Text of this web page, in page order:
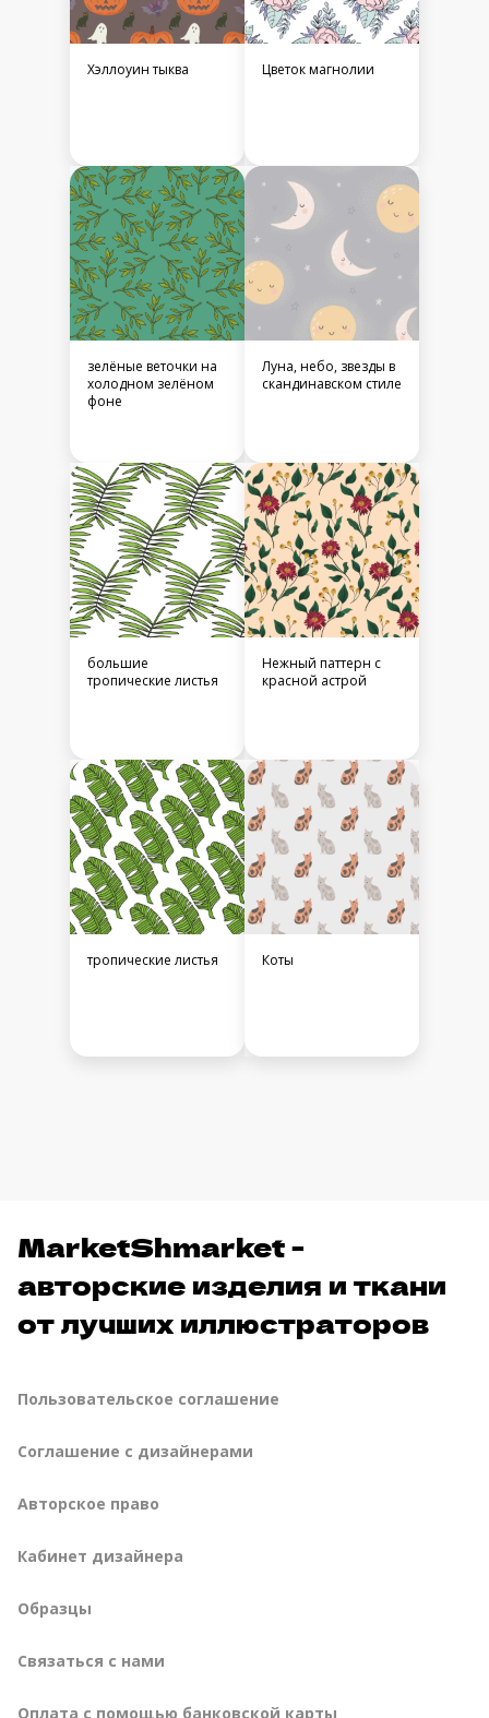
Хэллоуин тыква Цветок магнолии
зелёные веточки на
холодном зелёном
фоне
Луна, небо, звезды в
скандинавском стиле
большие
тропические листья
Нежный паттерн с
красной астрой
тропические листья Коты
MarketShmarket -
авторские изделия и ткани
от лучших иллюстраторов
Пользовательское соглашение
Соглашение с дизайнерами
Авторское право
Кабинет дизайнера
Образцы
Связаться с нами
Оплата с помощью банковской карты